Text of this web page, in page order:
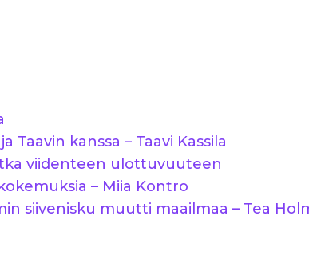
Taavin kanssa – Taavi Kassila
viidenteen ulottuvuuteen
– Miia Kontro
siivenisku muutti maailmaa – Tea